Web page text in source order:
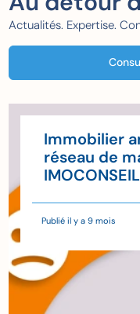
Actualités. Expertise.
Immobilier
réseau de
IMOCONSEIL
Publié il y a 9 mois